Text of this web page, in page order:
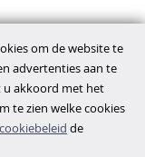
om de website te
advertenties aan te
u akkoord met het
te zien welke cookies
cookiebeleid de